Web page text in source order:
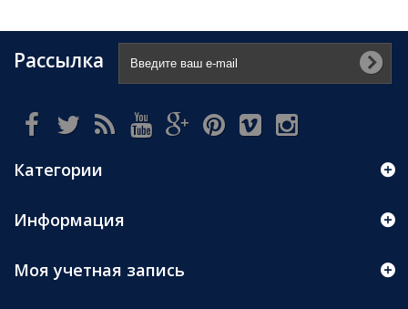
Рассылка
Категории
Информация
Моя учетная запись